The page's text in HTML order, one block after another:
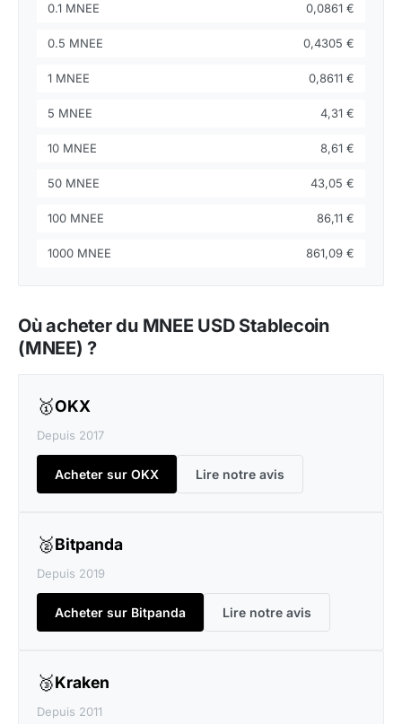
0.1 MNEE 0,0861 €
0.5 MNEE 0,4305 €
1 MNEE 0,8611 €
5 MNEE 4,31 €
10 MNEE 8,61 €
50 MNEE 43,05 €
100 MNEE 86,11 €
1000 MNEE 861,09 €
Où acheter du MNEE USD Stablecoin
(MNEE) ?
🥇OKX
Depuis 2017
Acheter sur OKX Lire notre avis
🥈Bitpanda
Depuis 2019
Acheter sur Bitpanda Lire notre avis
🥉Kraken
Depuis 2011